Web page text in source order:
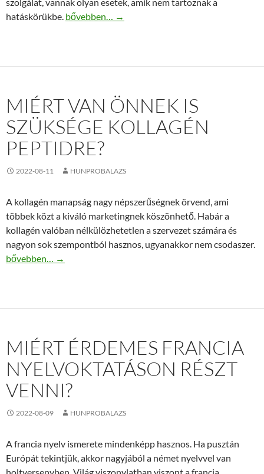
hatáskörükbe. A konzuli szolgálat nyújtotta segítség
bővebben… →
MIÉRT VAN ÖNNEK IS
SZÜKSÉGE KOLLAGÉN
PEPTIDRE?
2022-08-11 HUNPROBALAZS
A kollagén manapság nagy népszerűségnek örvend, ami
többek közt a kiváló marketingnek köszönhető. Habár a
kollagén valóban nélkülözhetetlen a szervezet számára és
nagyon sok szempontból hasznos, ugyanakkor nem csodaszer.
Miért van Önnek is szüksége kollagén peptidre?
bővebben… →
MIÉRT ÉRDEMES FRANCIA
NYELVOKTATÁSON RÉSZT
VENNI?
2022-08-09 HUNPROBALAZS
A francia nyelv ismerete mindenképp hasznos. Ha pusztán
Európát tekintjük, akkor nagyjából a német nyelvvel van